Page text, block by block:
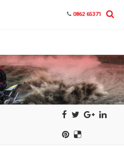
0862 65371